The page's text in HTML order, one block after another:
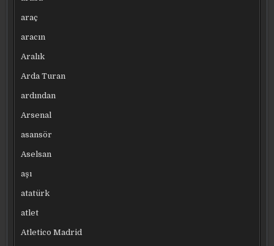
araç
aracın
Aralık
Arda Turan
ardından
Arsenal
asansör
Aselsan
aşı
atatürk
atlet
Atletico Madrid